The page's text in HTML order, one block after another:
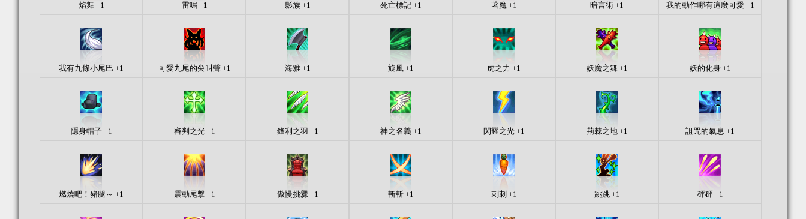
焰舞 +1 雷鳴 +1 影族 +1 死亡標記 +1 著魔 +1 暗言術 +1 我的動作哪有這麼可愛 +1
我有九條小尾巴 +1 可愛九尾的尖叫聲 +1 海雅 +1 旋風 +1 虎之力 +1 妖魔之舞 +1 妖的化身 +1
隱身帽子 +1 審判之光 +1 鋒利之羽 +1 神之名義 +1 閃耀之光 +1 荊棘之地 +1 詛咒的氣息 +1
燃燒吧！豬腿～ +1 震動尾擊 +1 傲慢挑釁 +1 斬斬 +1 刺刺 +1 跳跳 +1 砰砰 +1